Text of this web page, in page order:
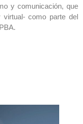
y comunicación, que
virtual- como parte del